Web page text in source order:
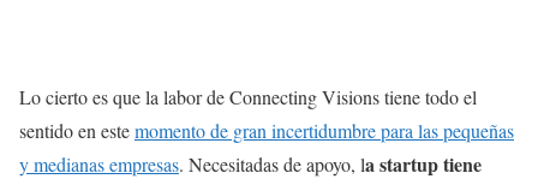
Lo cierto es que la labor de Connecting Visions tiene todo el
sentido en estemomento de gran incertidumbre para las pequeñas
y medianas empresas. Necesitadas de apoyo, la startup tiene